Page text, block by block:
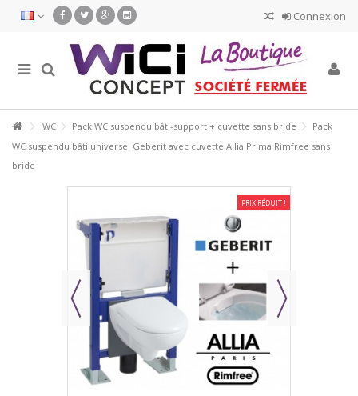
Connexion
WC Pack WC suspendu bâti-support + cuvette sans bride
Pack
WC suspendu bâti universel Geberit avec cuvette Allia Prima Rimfree sans
bride
PRIX RÉDUIT !